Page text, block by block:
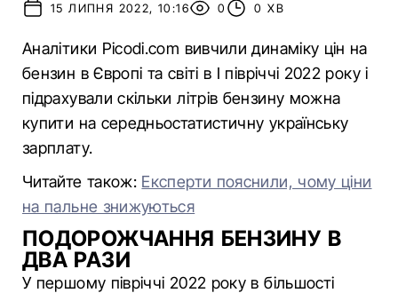
15 ЛИПНЯ 2022, 10:16
0 0 ХВ
Аналітики Picodi.com вивчили динаміку цін на
бензин в Європі та світі в I півріччі 2022 року і
підрахували скільки літрів бензину можна
купити на середньостатистичну українську
зарплату.
Читайте також: Експерти пояснили, чому ціни
на пальне знижуються
ПОДОРОЖЧАННЯ БЕНЗИНУ В
ДВА РАЗИ
У першому півріччі 2022 року в більшості